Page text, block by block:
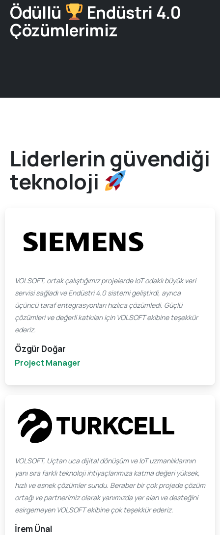
Ödüllü Endüstri 4.0
Çözümlerimiz
Liderlerin güvendiği
teknoloji
VOLSOFT, ortak çalıştığımız projelerde IoT odaklı büyük veri
servisi sağladı ve Endüstri 4.0 sistemi geliştirdi, ayrıca
üçüncü taraf entegrasyonları hızlıca çözümledi. Güçlü
çözümleri ve değerli katkıları için VOLSOFT ekibine teşekkür
ederiz.​
Özgür Doğar
Project Manager
VOLSOFT, Uçtan uca dijital dönüşüm ve IoT uzmanlıklarının
yanı sıra farklı teknoloji ihtiyaçlarımıza katma değeri yüksek,
hızlı ve esnek çözümler sundu. Beraber bir çok projede çözüm
ortağı ve partnerimiz olarak yanımızda yer alan ve desteğini
esirgemeyen VOLSOFT ekibine çok teşekkür ederiz.
İrem Ünal